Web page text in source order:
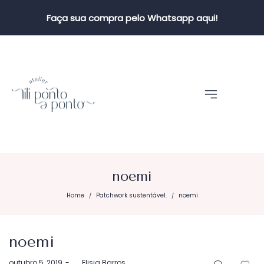
Faça sua compra pelo Whatsapp aqui!
noemi
Home / Patchwork sustentável. / noemi
noemi
Postado